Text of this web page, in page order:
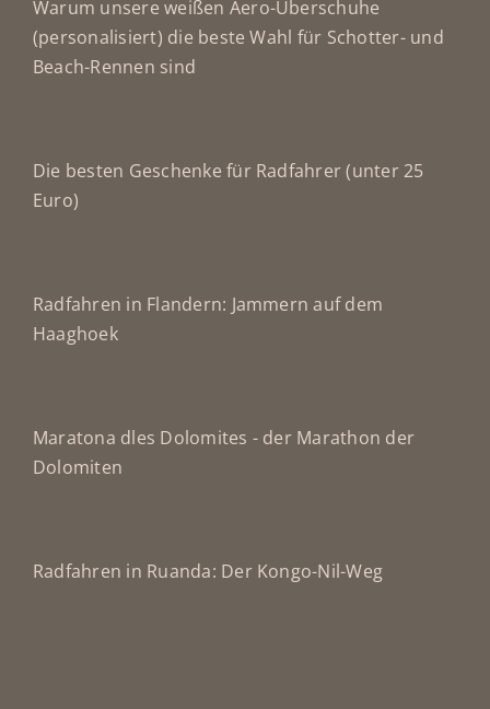
Warum unsere weißen Aero-Überschuhe
(personalisiert) die beste Wahl für Schotter- und
Beach-Rennen sind
Die besten Geschenke für Radfahrer (unter 25
Euro)
Radfahren in Flandern: Jammern auf dem
Haaghoek
Maratona dles Dolomites - der Marathon der
Dolomiten
Radfahren in Ruanda: Der Kongo-Nil-Weg